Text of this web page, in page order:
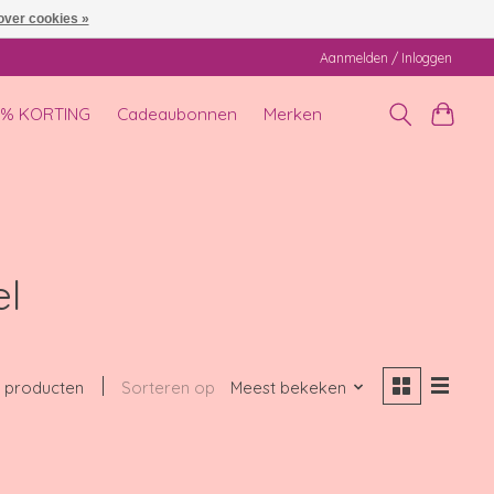
Aanmelden / Inloggen
KORTING Cadeaubonnen Merken
producten Sorteren op Meest bekeken
cookies »